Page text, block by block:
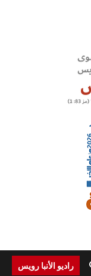
راديو الأنبا رويس